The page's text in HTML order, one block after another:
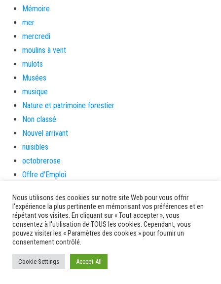
Mémoire
mer
mercredi
moulins à vent
mulots
Musées
musique
Nature et patrimoine forestier
Non classé
Nouvel arrivant
nuisibles
octobrerose
Offre d'Emploi
olympisme
OTI
Ouragan
Overseas Long Distance Relationship
parade
parent
Nous utilisons des cookies sur notre site Web pour vous offrir
l'expérience la plus pertinente en mémorisant vos préférences et en
répétant vos visites. En cliquant sur « Tout accepter », vous
consentez à l'utilisation de TOUS les cookies. Cependant, vous
pouvez visiter les « Paramètres des cookies » pour fournir un
consentement contrôlé.
Cookie Settings Accept All